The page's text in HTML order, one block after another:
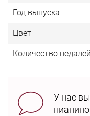
Год выпуска
Цвет
Количество педалей
У нас
пианино